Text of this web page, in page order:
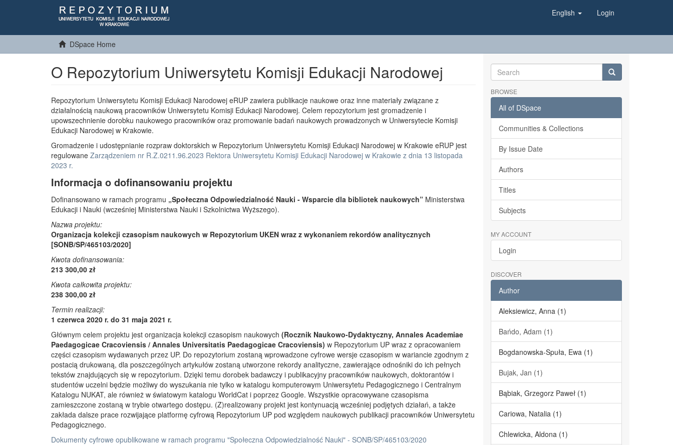
English Login
DSpace Home
O Repozytorium Uniwersytetu Komisji Edukacji Narodowej
Repozytorium Uniwersytetu Komisji Edukacji Narodowej eRUP zawiera publikacje naukowe oraz inne materiały związane z
działalnością naukową pracowników Uniwersytetu Komisji Edukacji Narodowej. Celem repozytorium jest gromadzenie i
upowszechnienie dorobku naukowego pracowników oraz promowanie badań naukowych prowadzonych w Uniwersytecie Komisji
Edukacji Narodowej w Krakowie.
Gromadzenie i udostępnianie rozpraw doktorskich w Repozytorium Uniwersytetu Komisji Edukacji Narodowej w Krakowie eRUP jest
regulowane Zarządzeniem nr R.Z.0211.96.2023 Rektora Uniwersytetu Komisji Edukacji Narodowej w Krakowie z dnia 13 listopada
2023 r.
Informacja o dofinansowaniu projektu
Dofinansowano w ramach programu „Społeczna Odpowiedzialność Nauki - Wsparcie dla bibliotek naukowych” Ministerstwa
Edukacji i Nauki (wcześniej Ministerstwa Nauki i Szkolnictwa Wyższego).
Nazwa projektu:
Organizacja kolekcji czasopism naukowych w Repozytorium UKEN wraz z wykonaniem rekordów analitycznych
[SONB/SP/465103/2020]
Kwota dofinansowania:
213 300,00 zł
Kwota całkowita projektu:
238 300,00 zł
Termin realizacji:
1 czerwca 2020 r. do 31 maja 2021 r.
Głównym celem projektu jest organizacja kolekcji czasopism naukowych (Rocznik Naukowo-Dydaktyczny, Annales Academiae
Paedagogicae Cracoviensis / Annales Universitatis Paedagogicae Cracoviensis) w Repozytorium UP wraz z opracowaniem
części czasopism wydawanych przez UP. Do repozytorium zostaną wprowadzone cyfrowe wersje czasopism w wariancie zgodnym z
postacią drukowaną, dla poszczególnych artykułów zostaną utworzone rekordy analityczne, zawierające odnośniki do ich pełnych
tekstów znajdujących się w repozytorium. Dzięki temu dorobek badawczy i publikacyjny pracowników naukowych, doktorantów i
studentów uczelni będzie możliwy do wyszukania nie tylko w katalogu komputerowym Uniwersytetu Pedagogicznego i Centralnym
Katalogu NUKAT, ale również w światowym katalogu WorldCat i poprzez Google. Wszystkie opracowywane czasopisma
zamieszczone zostaną w trybie otwartego dostępu. (Z)realizowany projekt jest kontynuacją wcześniej podjętych działań, a także
zakłada dalsze prace rozwijające platformę cyfrową Repozytorium UP pod względem naukowych publikacji pracowników Uniwersytetu
Pedagogicznego.
Dokumenty cyfrowe opublikowane w ramach programu "Społeczna Odpowiedzialność Nauki" - SONB/SP/465103/2020
BROWSE
All of DSpace
Communities & Collections
By Issue Date
Authors
Titles
Subjects
MY ACCOUNT
Login
DISCOVER
Author
Aleksiewicz, Anna (1)
Bańdo, Adam (1)
Bogdanowska-Spuła, Ewa (1)
Bujak, Jan (1)
Bąbiak, Grzegorz Paweł (1)
Cariowa, Natalia (1)
Chlewicka, Aldona (1)